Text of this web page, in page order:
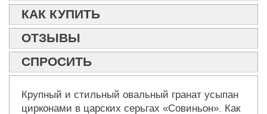
КАК КУПИТЬ
ОТЗЫВЫ
СПРОСИТЬ
Крупный и стильный овальный гранат усыпан
цирконами в царских серьгах «Совиньон». Как